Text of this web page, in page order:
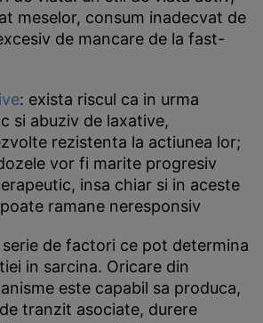
meselor, consum inadecvat de
de mancare de la fast-
: exista riscul ca in urma
si abuziv de laxative,
rezistenta la actiunea lor;
vor fi marite progresiv
insa chiar si in aceste
ramane neresponsiv
de factori ce pot determina
in sarcina. Oricare din
este capabil sa produca,
tranzit asociate, durere